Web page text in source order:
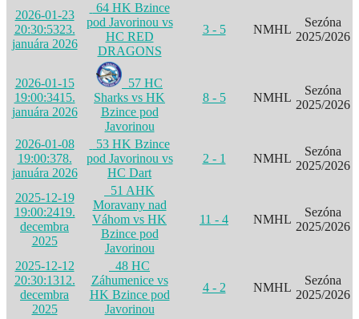
2026-01-23
20:30:5323.
januára 2026
64 HK Bzince
pod Javorinou vs
HC RED
DRAGONS
3 - 5 NMHL
Sezóna
2025/2026
2026-01-15
19:00:3415.
januára 2026
57 HC
Sharks vs HK
Bzince pod
Javorinou
8 - 5 NMHL
Sezóna
2025/2026
2026-01-08
19:00:378.
januára 2026
53 HK Bzince
pod Javorinou vs
HC Dart
2 - 1 NMHL
Sezóna
2025/2026
2025-12-19
19:00:2419.
decembra
2025
51 AHK
Moravany nad
Váhom vs HK
Bzince pod
Javorinou
11 - 4 NMHL
Sezóna
2025/2026
2025-12-12
20:30:1312.
decembra
2025
48 HC
Záhumenice vs
HK Bzince pod
Javorinou
4 - 2 NMHL
Sezóna
2025/2026